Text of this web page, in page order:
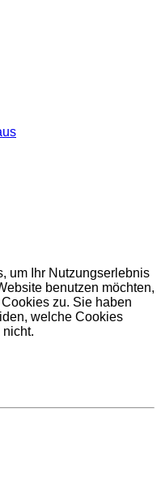
um Ihr Nutzungserlebnis
benutzen möchten,
zu. Sie haben
welche Cookies